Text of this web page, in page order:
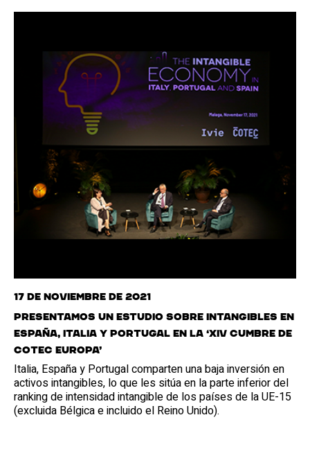
17 de noviembre de 2021
Presentamos un estudio sobre intangibles en
España, Italia y Portugal en la ‘XIV Cumbre de
Cotec Europa’
Italia, España y Portugal comparten una baja inversión en
activos intangibles, lo que les sitúa en la parte inferior del
ranking de intensidad intangible de los países de la UE-15
(excluida Bélgica e incluido el Reino Unido).